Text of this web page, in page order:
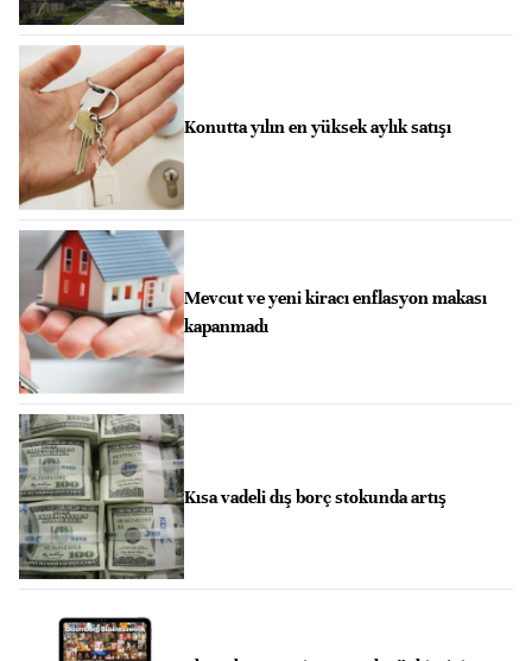
Konutta yılın en yüksek aylık satışı
Mevcut ve yeni kiracı enflasyon makası
kapanmadı
Kısa vadeli dış borç stokunda artış